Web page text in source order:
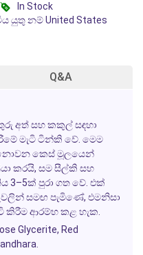
In Stock
යුතු නම් United States
Q&A
අත් සහ කකුල් සඳහා
මැටි ටින්කි වේ. මෙම
නොවන කෙස් මූලයෙන්
කරයි, සම සීල්කි සහ
3–5ක් පුරා ගත වේ. එක්
සමඟ පැමිණේ, එමනිසා
කිරීම ආරම්භ කළ හැක.
Glycerite, Red